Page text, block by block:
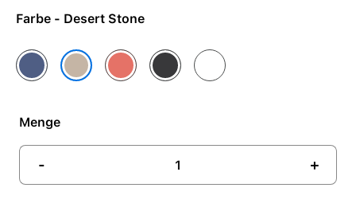
Farbe - Desert Stone
Blue FlameDesert StoneMagic EmberMidnight SkyPure Platinum
Menge
- +